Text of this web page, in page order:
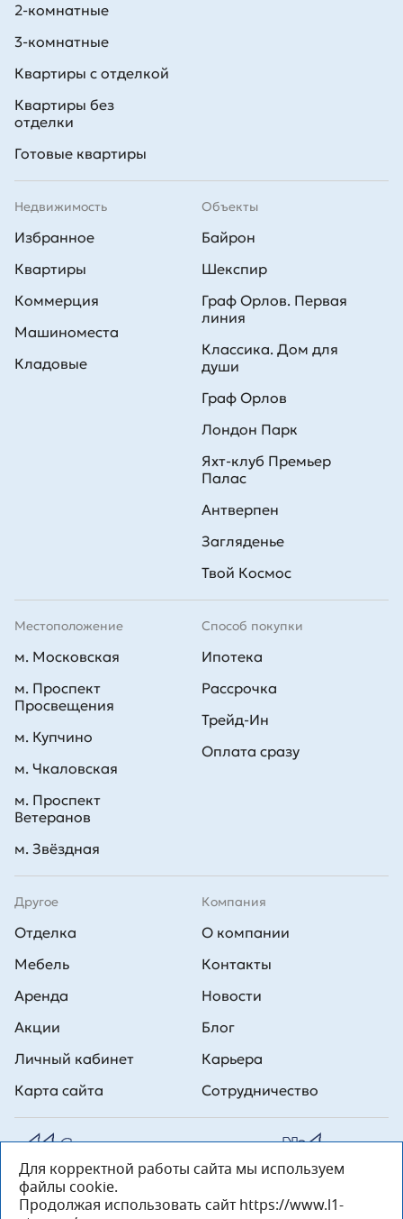
2-комнатные
3-комнатные
Квартиры с отделкой
Квартиры без
отделки
Готовые квартиры
Недвижимость
Избранное
Квартиры
Коммерция
Машиноместа
Кладовые
Способ покупки
Ипотека
Рассрочка
Трейд-Ин
Оплата сразу
Объекты
Байрон
Шекспир
Граф Орлов. Первая
линия
Классика. Дом для
души
Граф Орлов
Лондон Парк
Яхт-клуб Премьер
Палас
Антверпен
Загляденье
Твой Космос
Другое
Отделка
Мебель
Аренда
Акции
Личный кабинет
Карта сайта
Компания
О компании
Контакты
Новости
Блог
Карьера
Сотрудничество
Местоположение
м. Московская
м. Проспект
Просвещения
м. Купчино
м. Чкаловская
м. Проспект
Ветеранов
м. Звёздная
Все права на публикуемые на сайте материалы принадлежат
ООО Л1 Строительная комания №1. Любая информация,
представленная на данном сайте, носит исключительно
информационный характер и ни при каких условиях не является
Для корректной работы сайта мы используем
файлы cookie.
Продолжая использовать сайт https://www.l1-